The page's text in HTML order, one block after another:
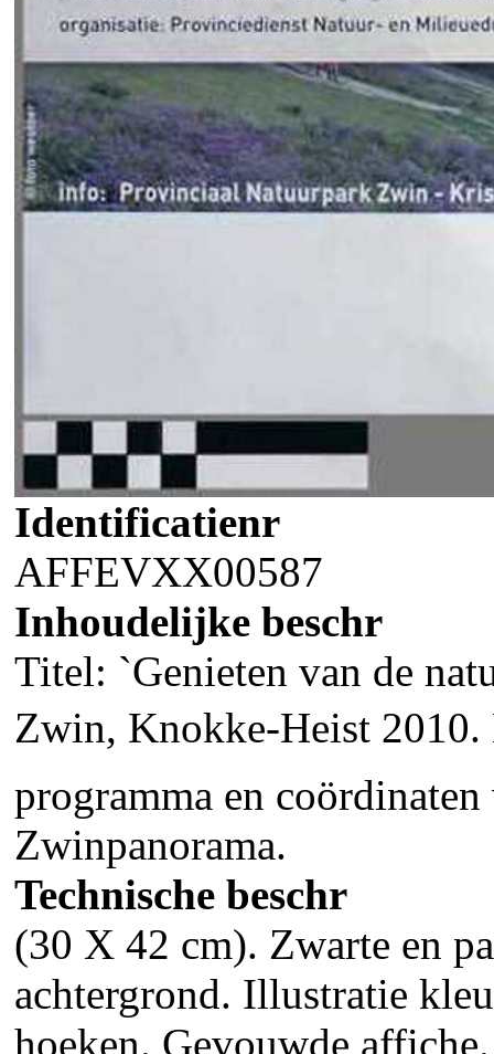
Identificatienr
AFFEVXX00587
Inhoudelijke beschr
Titel: `Genieten van de
Zwin, Knokke-Heist 2010.
programma en
Zwinpanorama.
Technische beschr
(30 X 42 cm). Zwarte en
achtergrond. Illustratie
hoeken. Gevouwde affiche.